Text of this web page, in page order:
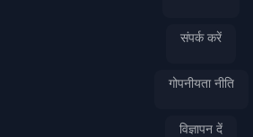
संपर्क करें
गोपनीयता नीति
विज्ञापन दें